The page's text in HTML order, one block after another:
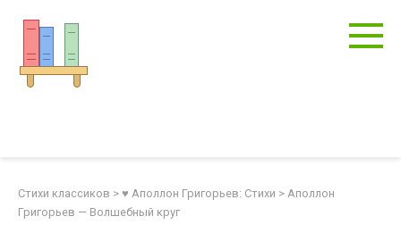
контенту
Стихи классиков > ♥ Аполлон Григорьев: Стихи > Аполлон
Григорьев — Волшебный круг